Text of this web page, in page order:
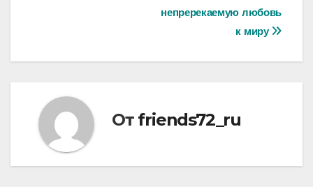
непререкаемую любовь
к миру
От friends72_ru